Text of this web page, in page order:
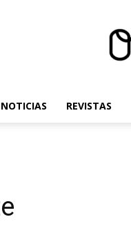
NOTICIAS REVISTAS